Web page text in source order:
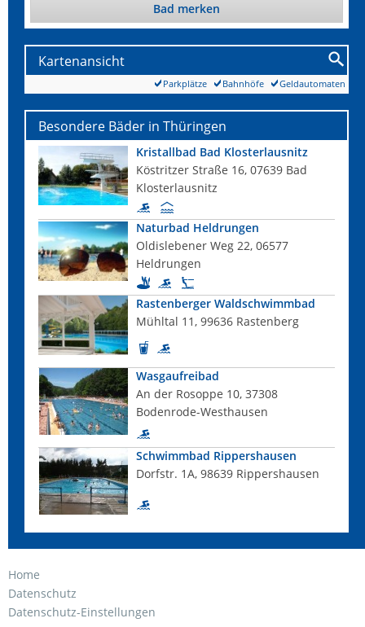
Bad merken
Kartenansicht
Geldautomaten
Bahnhöfe
Parkplätze
Besondere Bäder in Thüringen
Kristallbad Bad Klosterlausnitz
Köstritzer Straße 16, 07639 Bad
Klosterlausnitz
Naturbad Heldrungen
Oldislebener Weg 22, 06577
Heldrungen
Rastenberger Waldschwimmbad
Mühltal 11, 99636 Rastenberg
Wasgaufreibad
An der Rosoppe 10, 37308
Bodenrode-Westhausen
Schwimmbad Rippershausen
Dorfstr. 1A, 98639 Rippershausen
Home
Datenschutz
Datenschutz-Einstellungen